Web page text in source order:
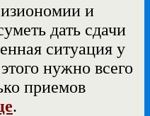
и
дать сдачи
ситуация у
нужно всего
приемов
.